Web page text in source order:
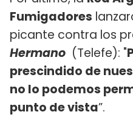
Fumigadores
picante contra los
Hermano (Telefe): "
prescindido de
no lo podemos
punto de vista”.